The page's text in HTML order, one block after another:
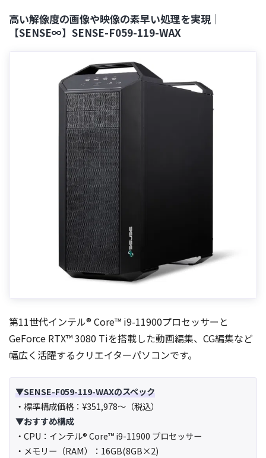
高い解像度の画像や映像の素早い処理を実現｜
【SENSE∞】SENSE-F059-119-WAX
第11世代インテル® Core™ i9-11900プロセッサーと
GeForce RTX™ 3080 Tiを搭載した動画編集、CG編集など
幅広く活躍するクリエイターパソコンです。
▼SENSE-F059-119-WAXのスペック
・標準構成価格：¥351,978～（税込）
▼おすすめ構成
・CPU：インテル® Core™ i9-11900 プロセッサー
・メモリー（RAM）：16GB(8GB×2)